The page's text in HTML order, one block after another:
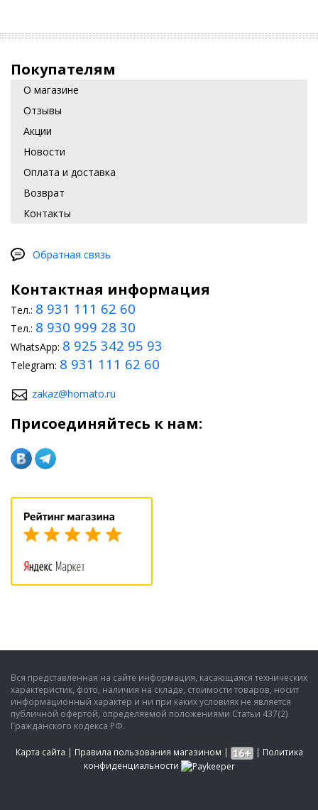
Покупателям
О магазине
Отзывы
Акции
Новости
Оплата и доставка
Возврат
Контакты
Обратная связь
Контактная информация
Тел.: 8 931 111 62 60
Тел.: 8 930 999 28 30
WhatsApp: 8 925 342 95 93
Telegram: 8 931 111 62 60
zakaz@homato.ru
Присоединяйтесь к нам:
Вся представленная на сайте информация, касающаяся технических
характеристик, фото, наличия на складе, стоимости товаров, носит
информационный характер и ни при каких условиях не является
публичной офертой, определяемой положениями Статьи 437(2)
Гражданского кодекса РФ.
Карта сайта | Правила пользования магазином | | Политика
конфиденциальности